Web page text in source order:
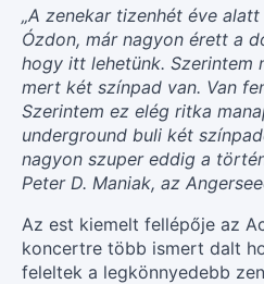
„A zenekar tizenhét éve
Ózdon, már nagyon érett a
hogy itt lehetünk. Szerintem
mert két színpad van. Van
Szerintem ez elég ritka
underground buli két
nagyon szuper eddig a
Peter D. Maniak, az
Az est kiemelt fellépője az
koncertre több ismert dalt
feleltek a legkönnyedebb